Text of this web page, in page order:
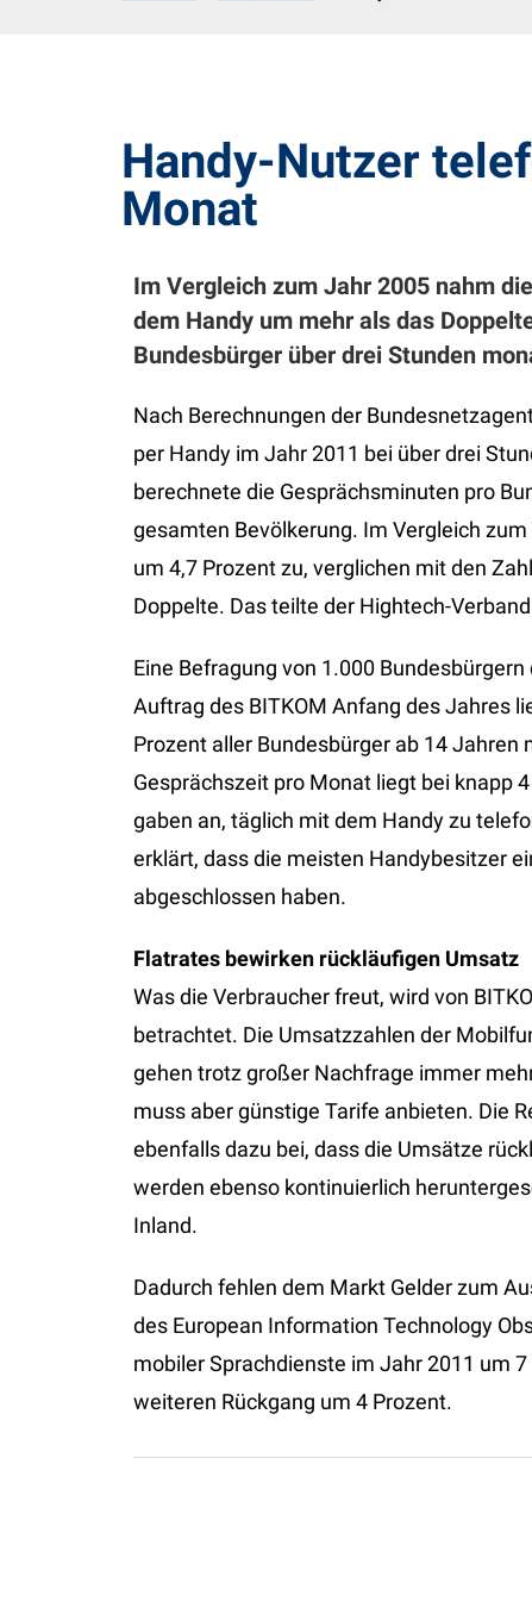
Handy-Nutzer
Monat
Im Vergleich zum Jahr 2005 nahm
dem Handy um mehr als das
Bundesbürger über drei Stunden
Nach Berechnungen der
per Handy im Jahr 2011 bei über drei
berechnete die Gesprächsminuten pro
gesamten Bevölkerung. Im Vergleich
um 4,7 Prozent zu, verglichen mit den
Doppelte. Das teilte der Hightech-
Eine Befragung von 1.000
Auftrag des BITKOM Anfang des Jahres
Prozent aller Bundesbürger ab 14
Gesprächszeit pro Monat liegt bei knapp
gaben an, täglich mit dem Handy zu
erklärt, dass die meisten Handybesitzer
abgeschlossen haben.
Flatrates bewirken rückläufigen Umsatz
Was die Verbraucher freut, wird von
betrachtet. Die Umsatzzahlen der
gehen trotz großer Nachfrage immer
muss aber günstige Tarife anbieten. Die
ebenfalls dazu bei, dass die Umsätze
werden ebenso kontinuierlich
Inland.
Dadurch fehlen dem Markt Gelder zum
des European Information Technology
mobiler Sprachdienste im Jahr 2011 um
weiteren Rückgang um 4 Prozent.